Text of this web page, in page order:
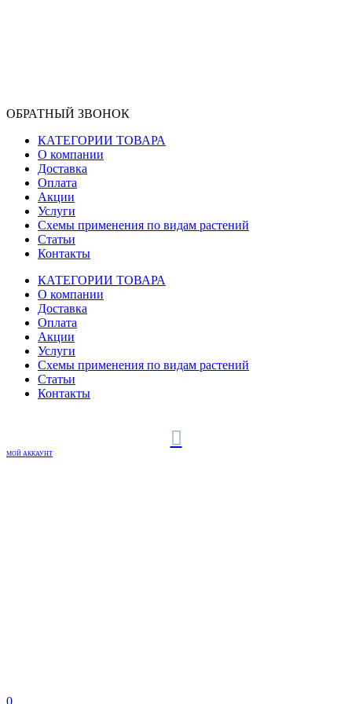
ОБРАТНЫЙ ЗВОНОК
КАТЕГОРИИ ТОВАРА
О компании
Доставка
Оплата
Акции
Услуги
Схемы применения по видам растений
Статьи
Контакты
КАТЕГОРИИ ТОВАРА
О компании
Доставка
Оплата
Акции
Услуги
Схемы применения по видам растений
Статьи
Контакты
МОЙ АККАУНТ
0